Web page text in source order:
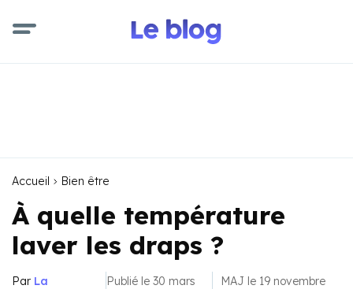
Accueil Bien être
À quelle température
laver les draps ?
Par La
Publié le 30 mars
MAJ le 19 novembre